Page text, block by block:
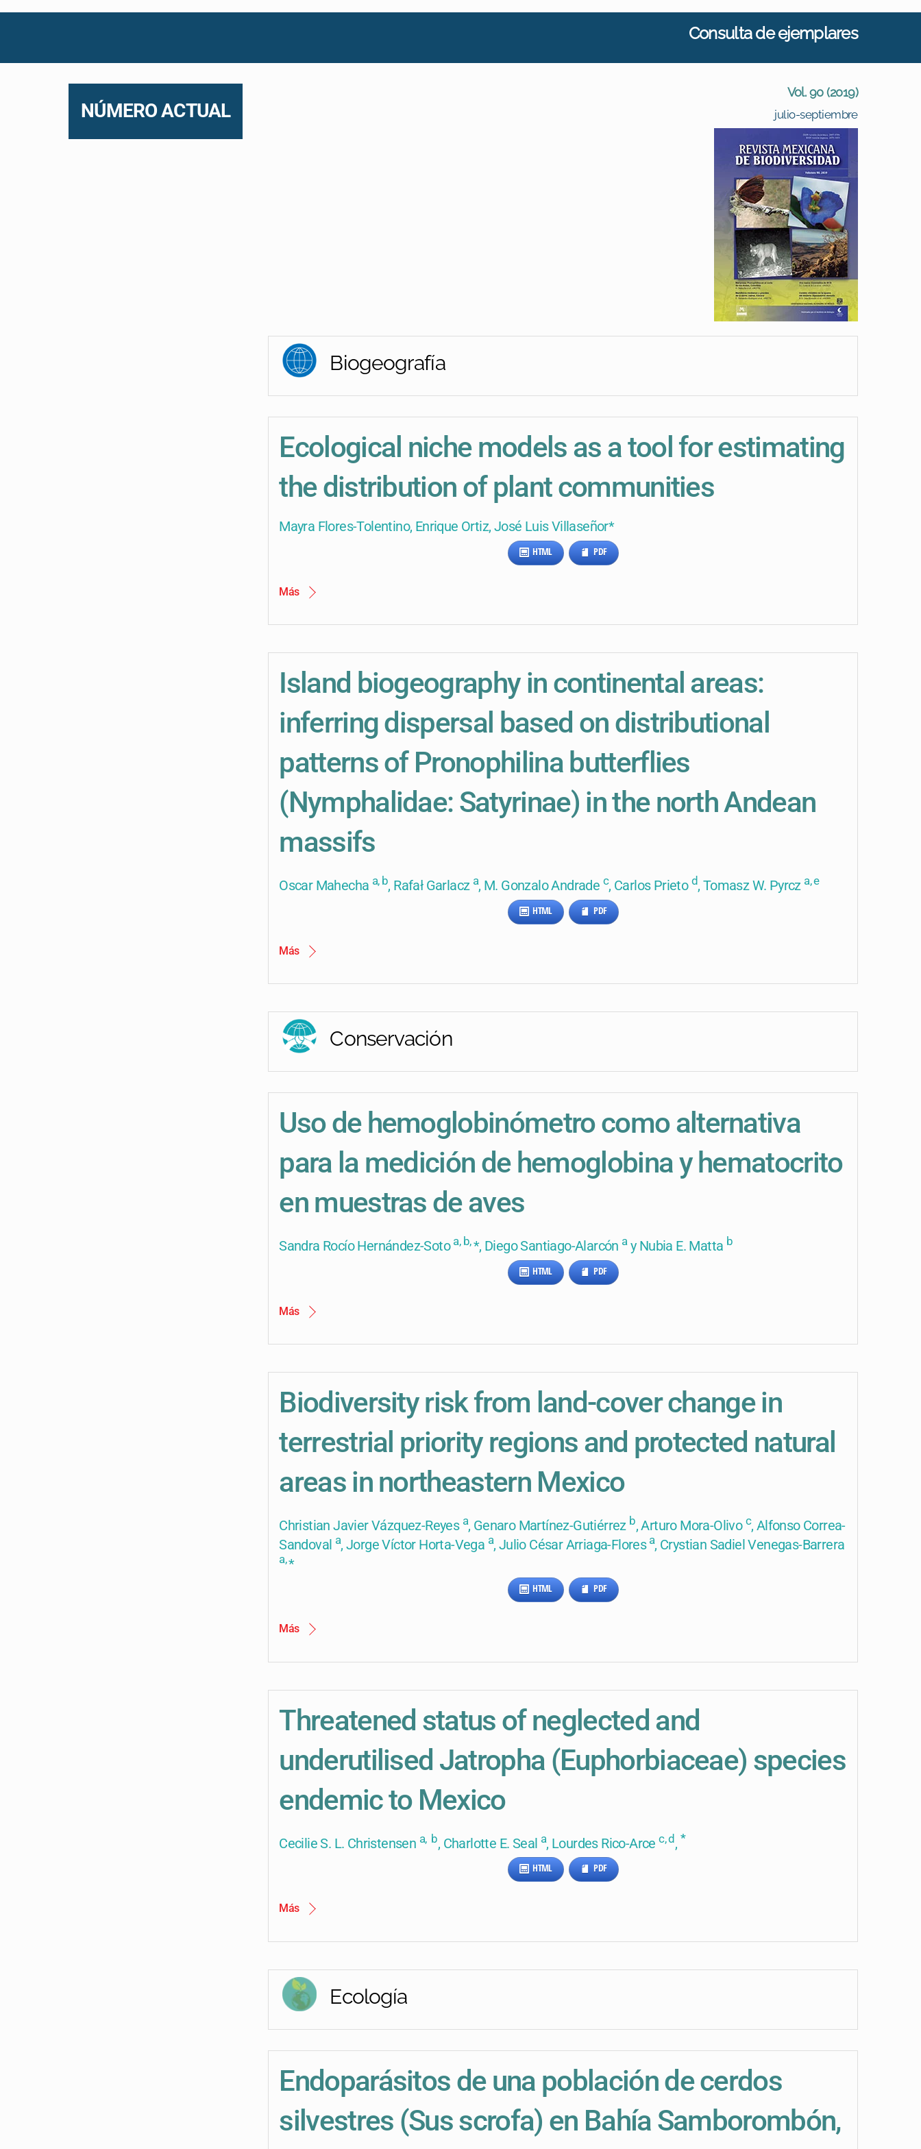
Consulta de ejemplares
NÚMERO ACTUAL
Vol. 90 (2019)
julio-septiembre
Biogeografía
Ecological niche models as a tool for estimating
the distribution of plant communities
Mayra Flores-Tolentino, Enrique Ortiz, José Luis Villaseñor*
HTML PDF
Más
Island biogeography in continental areas:
inferring dispersal based on distributional
patterns of Pronophilina butterflies
(Nymphalidae: Satyrinae) in the north Andean
massifs
Oscar Mahecha a, b, Rafał Garlacz a, M. Gonzalo Andrade c, Carlos Prieto d, Tomasz W. Pyrcz a, e
HTML PDF
Más
Conservación
Uso de hemoglobinómetro como alternativa
para la medición de hemoglobina y hematocrito
en muestras de aves
Sandra Rocío Hernández-Soto a, b,*, Diego Santiago-Alarcón ay Nubia E. Matta b
HTML PDF
Más
Biodiversity risk from land-cover change in
terrestrial priority regions and protected natural
areas in northeastern Mexico
Christian Javier Vázquez-Reyes a, Genaro Martínez-Gutiérrez b, Arturo Mora-Olivo c, Alfonso Correa-
Sandoval a, Jorge Víctor Horta-Vega a, Julio César Arriaga-Flores a, Crystian Sadiel Venegas-Barrera
a,*
HTML PDF
Más
Threatened status of neglected and
underutilised Jatropha (Euphorbiaceae) species
endemic to Mexico
Cecilie S. L. Christensen a, b, Charlotte E. Seal a, Lourdes Rico-Arcec, d , *
HTML PDF
Más
Ecología
Endoparásitos de una población de cerdos
silvestres (Sus scrofa) en Bahía Samborombón,